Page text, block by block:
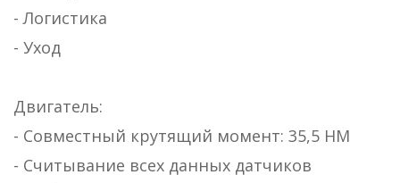
- Логистика
- Уход
Двигатель:
- Совместный крутящий момент: 35,5 НМ
- Считывание всех данных датчиков